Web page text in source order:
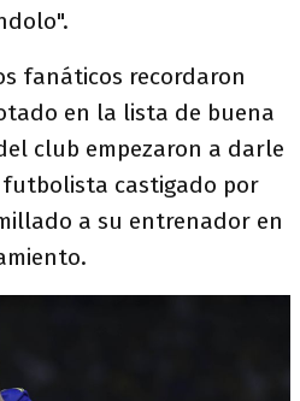
fanáticos recordaron
en la lista de buena
club empezaron a darle
castigado por
a su entrenador en